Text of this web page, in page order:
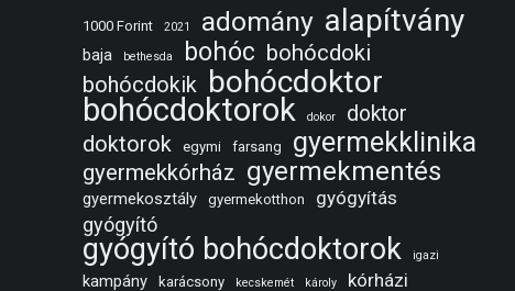
1000 Forint 2021 adomány alapítvány
baja bethesda bohóc bohócdoki
bohócdokik bohócdoktor
bohócdoktorok dokor doktor
doktorok egymi farsang gyermekklinika
gyermekkórház gyermekmentés
gyermekosztály gyermekotthon gyógyítás
gyógyító
gyógyító bohócdoktorok igazi
kampány karácsony kecskemét károly kórházi